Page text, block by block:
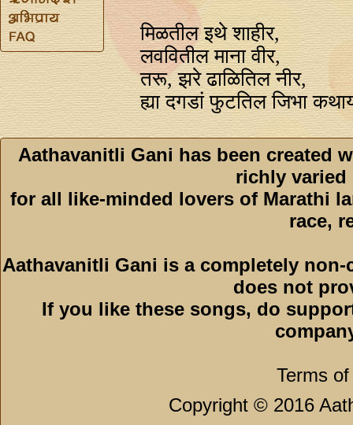
मिळतील इथे शाहीर,
लववितील माना वीर,
तरू, झरे ढाळितिल नीर,
ह्या दगडां फुटतिल जिभा
Aathavanitli Gani has been created
richly varied
for all like-minded lovers of Marathi
race,
Aathavanitli Gani is a completely
does not
If you like these songs, do
Terms
Copyright © 2016